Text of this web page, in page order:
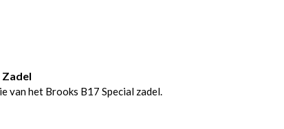
Zadel
van het Brooks B17 Special zadel.